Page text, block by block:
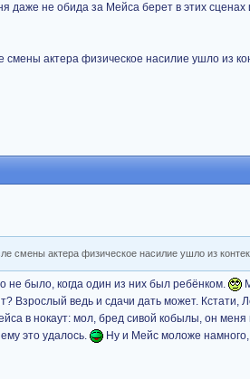
даже не обида за Мейса берет в этих сценах
смены актера физическое насилие ушло из
смены актера физическое насилие ушло из
не было, когда один из них был ребёнком.
Взрослый ведь и сдачи дать может. Кстати,
в нокаут: мол, бред сивой кобылы, он меня
это удалось.
Ну и Мейс моложе намного,